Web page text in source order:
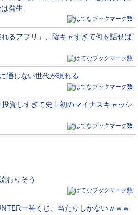
発生
れるアプリ」、陰キャすぎて何を話せば
通じない世代が現れる
投資しすぎて史上初のマイナスキャッシ
行りそう
一番くじ、当たりしかないｗｗｗ